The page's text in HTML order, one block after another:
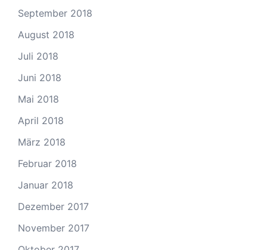
September 2018
August 2018
Juli 2018
Juni 2018
Mai 2018
April 2018
März 2018
Februar 2018
Januar 2018
Dezember 2017
November 2017